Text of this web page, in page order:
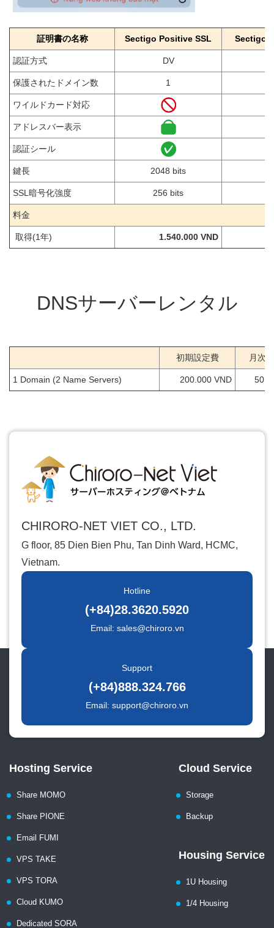
証明書の名称 Sectigo Positive SSL Sectigo
認証方式 DV
保護されたドメイン数 1
ワイルドカード対応
アドレスバー表示
認証シール
鍵長 2048 bits
SSL暗号化強度 256 bits
料金
取得(1年) 1.540.000 VND
DNSサーバーレンタル
初期設定費 月次
1 Domain (2 Name Servers) 200.000 VND
CHIRORO-NET VIET CO., LTD.
G floor, 85 Dien Bien Phu, Tan Dinh Ward, HCMC,
Vietnam.
Hotline
(+84)28.3620.5920
Email: sales@chiroro.vn
Support
(+84)888.324.766
Email: support@chiroro.vn
Hosting Service
Share MOMO
Share PIONE
Email FUMI
VPS TAKE
VPS TORA
Cloud KUMO
Dedicated SORA
Cloud Service
Storage
Backup
Housing Service
1U Housing
1/4 Housing